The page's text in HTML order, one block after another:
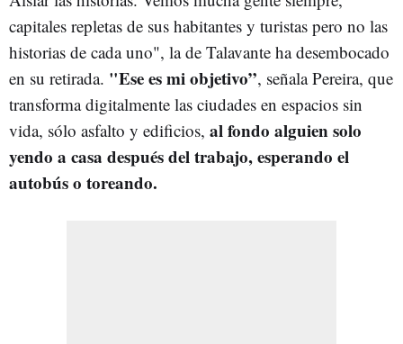
capitales repletas de sus habitantes y turistas pero no las
historias de cada uno", la de Talavante ha desembocado
en su retirada. "Ese es mi objetivo”, señala Pereira, que
transforma digitalmente las ciudades en espacios sin
vida, sólo asfalto y edificios, al fondo alguien solo
yendo a casa después del trabajo, esperando el
autobús o toreando.